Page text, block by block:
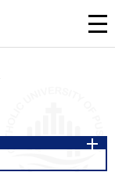
전
체
메